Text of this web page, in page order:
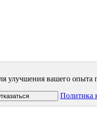
улучшения вашего опыта
Политика